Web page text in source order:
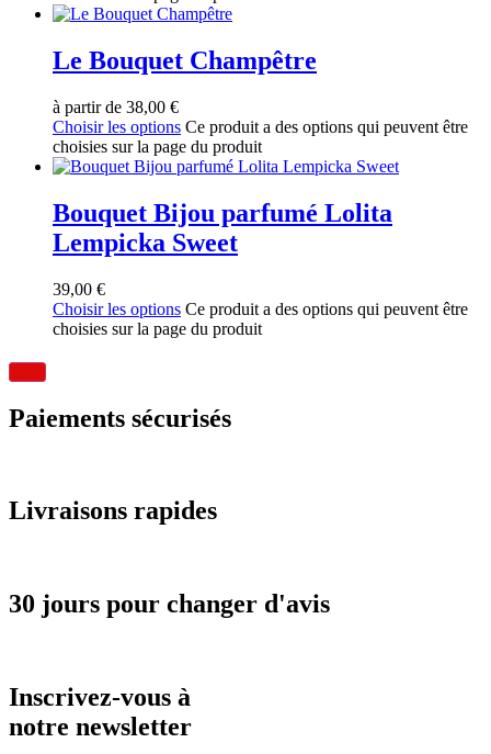
Le Bouquet Champêtre
à partir de 38,00 €
Choisir les options Ce produit a des options qui peuvent être
choisies sur la page du produit
Bouquet Bijou parfumé Lolita
Lempicka Sweet
39,00 €
Choisir les options Ce produit a des options qui peuvent être
choisies sur la page du produit
Paiements sécurisés
Livraisons rapides
30 jours pour changer d'avis
Inscrivez-vous à
notre newsletter